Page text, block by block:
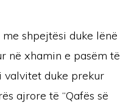
shpejtësi duke lënë
në xhamin e pasëm të
valvitet duke prekur
ajrore të “Qafës së